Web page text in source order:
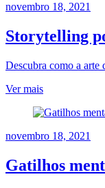
novembro 18, 2021
Storytelling
Descubra como a arte
Ver mais
novembro 18, 2021
Gatilhos